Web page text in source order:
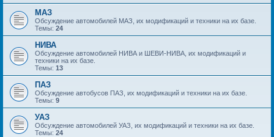
МАЗ
Обсуждение автомобилей МАЗ, их модификаций и техники на их базе.
Темы: 24
НИВА
Обсуждение автомобилей НИВА и ШЕВИ-НИВА, их модификаций и
техники на их базе.
Темы: 13
ПАЗ
Обсуждение автобусов ПАЗ, их модификаций и техники на их базе.
Темы: 9
УАЗ
Обсуждение автомобилей УАЗ, их модификаций и техники на их базе.
Темы: 24